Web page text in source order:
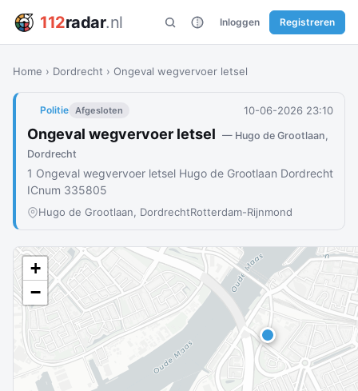
112radar.nl Inloggen Registreren
Home › Dordrecht › Ongeval wegvervoer letsel
Politie Afgesloten 10-06-2026 23:10
Ongeval wegvervoer letsel — Hugo de Grootlaan,
Dordrecht
1 Ongeval wegvervoer letsel Hugo de Grootlaan Dordrecht
ICnum 335805
Hugo de Grootlaan, DordrechtRotterdam-Rijnmond
+
−